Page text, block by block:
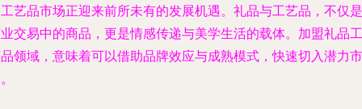
艺品市场正迎来前所未有的发展机遇。礼品与工艺品，不仅是
交易中的商品，更是情感传递与美学生活的载体。加盟礼品工
领域，意味着可以借助品牌效应与成熟模式，快速切入潜力市